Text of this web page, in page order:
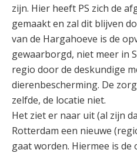
zijn. Hier heeft PS zich de
gemaakt en zal dit blijven
van de Hargahoeve is de
gewaarborgd, niet meer in
regio door de deskundige
dierenbescherming. De
zelfde, de locatie niet.
Het ziet er naar uit (al zijn
Rotterdam een nieuwe
gaat worden. Hiermee is